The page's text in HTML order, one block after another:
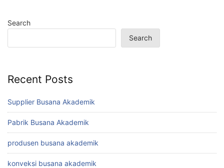
Search
Search
Recent Posts
Supplier Busana Akademik
Pabrik Busana Akademik
produsen busana akademik
konveksi busana akademik